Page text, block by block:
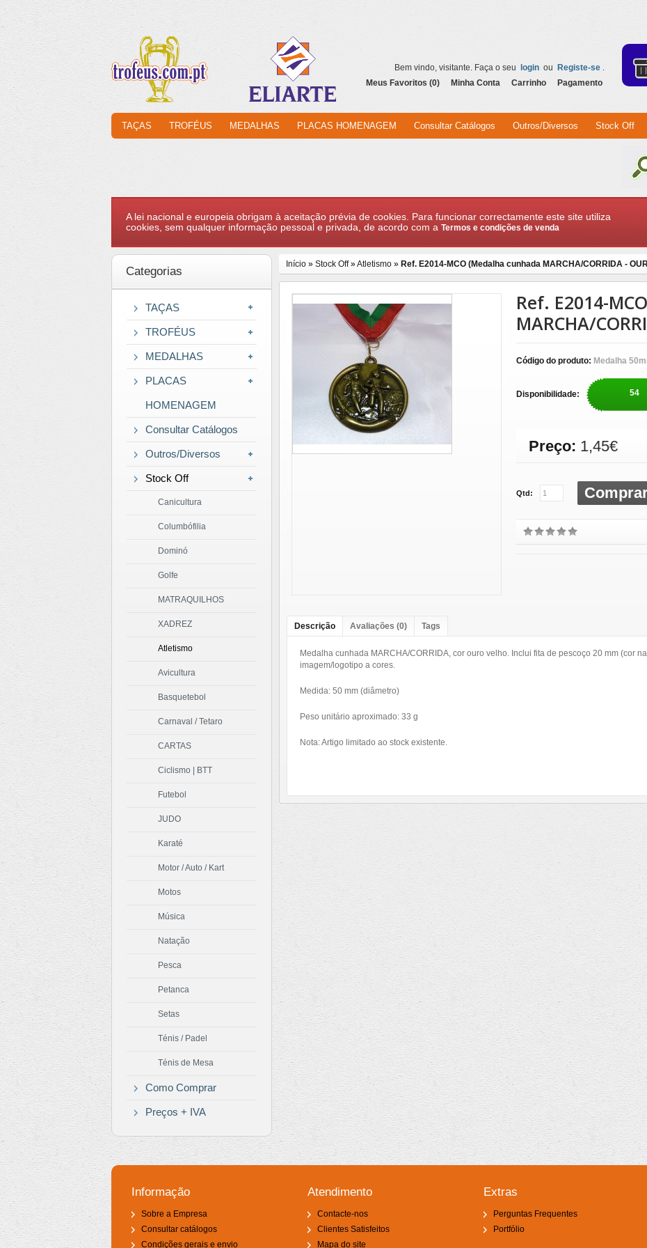
Meus Favoritos (0) Minha Conta Carrinho Pagamento
Bem vindo, visitante. Faça o seu login ou Registe-se .
TAÇAS TROFÉUS MEDALHAS PLACAS HOMENAGEM Consultar Catálogos Outros/Diversos Stock Off
A lei nacional e europeia obrigam à aceitação prévia de cookies. Para funcionar correctamente este site utiliza
cookies, sem qualquer informação pessoal e privada, de acordo com a Termos e condições de venda
Categorias
TAÇAS
TROFÉUS
MEDALHAS
PLACAS
HOMENAGEM
Consultar Catálogos
Outros/Diversos
Stock Off
Canicultura
Columbófilia
Dominó
Golfe
MATRAQUILHOS
XADREZ
Atletismo
Avicultura
Basquetebol
Carnaval / Tetaro
CARTAS
Ciclismo | BTT
Futebol
JUDO
Karaté
Motor / Auto / Kart
Motos
Música
Natação
Pesca
Petanca
Setas
Ténis / Padel
Ténis de Mesa
Como Comprar
Preços + IVA
Início » Stock Off»Atletismo » Ref. E2014-MCO (Medalha cunhada MARCHA/CORRIDA -
Ref. E2014-
MARCHA/
Código do produto: Medalha
Disponibilidade: 54
Preço: 1,45€
Qtd:
Descrição Avaliações (0) Tags
Medalha cunhada MARCHA/CORRIDA, cor ouro velho. Inclui fita de pescoço 20 mm (cor
imagem/logotipo a cores.
Medida: 50 mm (diâmetro)
Peso unitário aproximado: 33 g
Nota: Artigo limitado ao stock existente.
Informação
Sobre a Empresa
Consultar catálogos
Condições gerais e envio
Atendimento
Contacte-nos
Clientes Satisfeitos
Mapa do site
Extras
Perguntas Frequentes
Portfólio